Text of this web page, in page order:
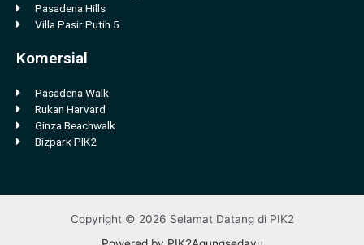
Pasadena Hills
Villa Pasir Putih 5
Komersial
Pasadena Walk
Rukan Harvard
Ginza Beachwalk
Bizpark PIK2
Copyright © 2026 Selamat Datang di PIK2